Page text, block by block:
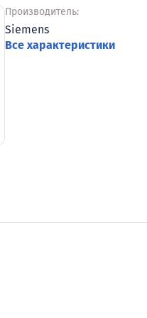
Производитель:
Siemens
Все характеристики